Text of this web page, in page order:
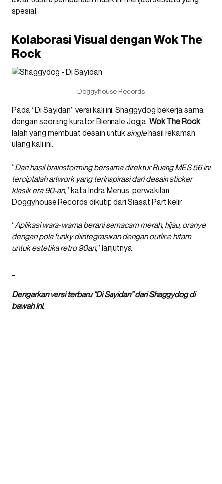
spesial.
Kolaborasi Visual dengan Wok The
Rock
Doggyhouse Records
Pada “Di Sayidan” versi kali ini, Shaggydog bekerja sama
dengan seorang kurator Biennale Jogja, Wok The Rock.
Ialah yang membuat desain untuk singlehasil rekaman
ulang kali ini.
“Dari hasil brainstorming bersama direktur Ruang MES 56 ini
terciptalah artwork yang terinspirasi dari desain sticker
klasik era 90-an,” kata Indra Menus, perwakilan
Doggyhouse Records dikutip dari Siasat Partikelir.
“Aplikasi wara-warna berani semacam merah, hijau, oranye
dengan pola funky diintegrasikan dengan outline hitam
untuk estetika retro 90an,” lanjutnya.
Dengarkan versi terbaru “Di Sayidan” dari Shaggydog di
bawah ini.